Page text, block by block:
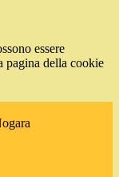
essere
pagina della cookie